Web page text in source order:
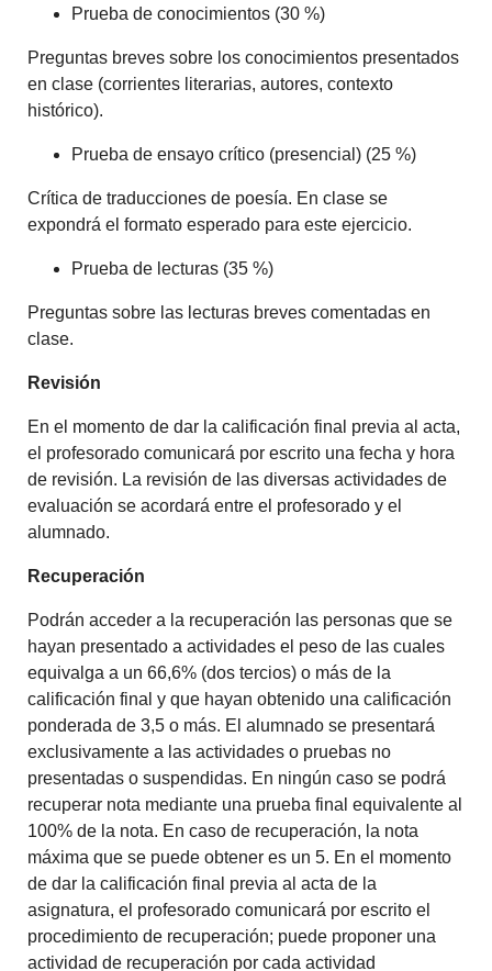
Prueba de conocimientos (30 %)
Preguntas breves sobre los conocimientos presentados
en clase (corrientes literarias, autores, contexto
histórico).
Prueba de ensayo crítico (presencial) (25 %)
Crítica de traducciones de poesía. En clase se
expondrá el formato esperado para este ejercicio.
Prueba de lecturas (35 %)
Preguntas sobre las lecturas breves comentadas en
clase.
Revisión
En el momento de dar la calificación final previa al acta,
el profesorado comunicará por escrito una fecha y hora
de revisión. La revisión de las diversas actividades de
evaluación se acordará entre el profesorado y el
alumnado.
Recuperación
Podrán acceder a la recuperación las personas que se
hayan presentado a actividades el peso de las cuales
equivalga a un 66,6% (dos tercios) o más de la
calificación final y que hayan obtenido una calificación
ponderada de 3,5 o más. El alumnado se presentará
exclusivamente a las actividades o pruebas no
presentadas o suspendidas. En ningún caso se podrá
recuperar nota mediante una prueba final equivalente al
100% de la nota. En caso de recuperación, la nota
máxima que se puede obtener es un 5. En el momento
de dar la calificación final previa al acta de la
asignatura, el profesorado comunicará por escrito el
procedimiento de recuperación; puede proponer una
actividad de recuperación por cada actividad